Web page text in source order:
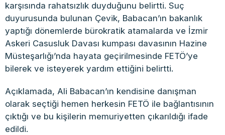
karşısında rahatsızlık duyduğunu belirtti. Suç
duyurusunda bulunan Çevik, Babacan’ın bakanlık
yaptığı dönemlerde bürokratik atamalarda ve İzmir
Askeri Casusluk Davası kumpası davasının Hazine
Müsteşarlığı’nda hayata geçirilmesinde FETÖ’ye
bilerek ve isteyerek yardım ettiğini belirtti.
Açıklamada, Ali Babacan’ın kendisine danışman
olarak seçtiği hemen herkesin FETÖ ile bağlantısının
çıktığı ve bu kişilerin memuriyetten çıkarıldığı ifade
edildi.